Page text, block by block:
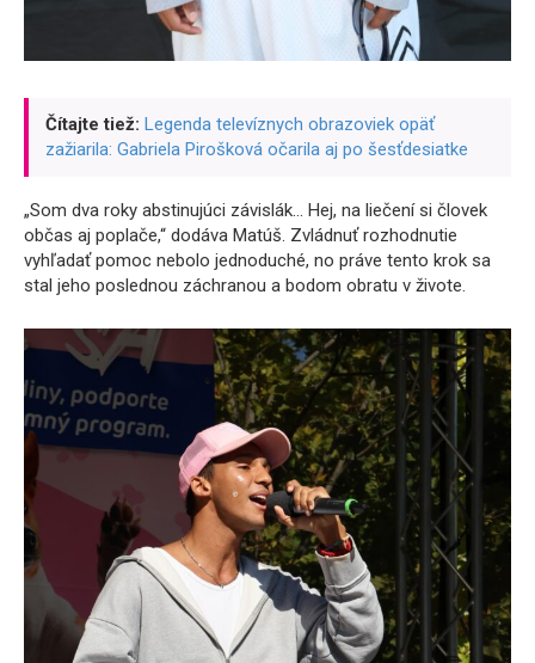
Čítajte tiež: Legenda televíznych obrazoviek opäť
zažiarila: Gabriela Pirošková očarila aj po šesťdesiatke
„Som dva roky abstinujúci závislák… Hej, na liečení si človek
občas aj poplače,“ dodáva Matúš. Zvládnuť rozhodnutie
vyhľadať pomoc nebolo jednoduché, no práve tento krok sa
stal jeho poslednou záchranou a bodom obratu v živote.